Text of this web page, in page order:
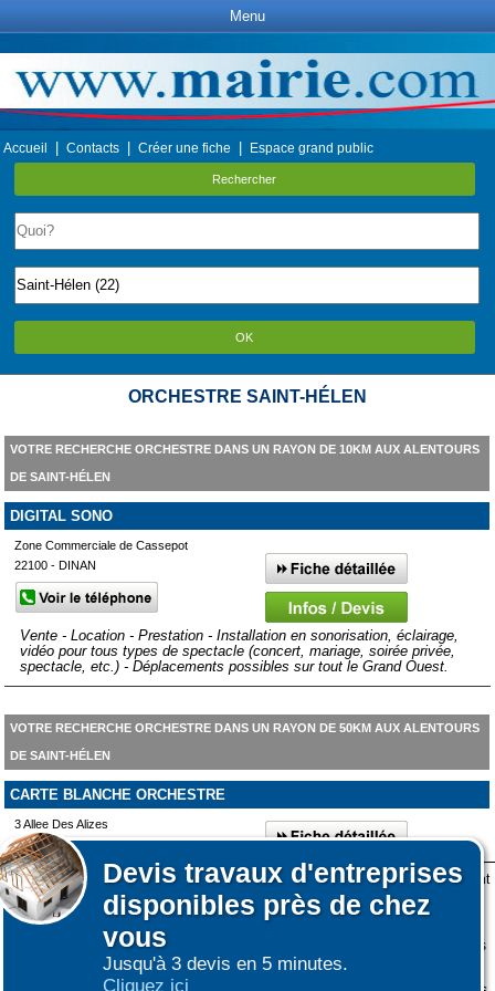
Menu
Accueil Contacts Créer une fiche Espace grand public
Rechercher
OK
ORCHESTRE SAINT-HÉLEN
Devis travaux d'entreprises
disponibles près de chez
vous
Jusqu'à 3 devis en 5 minutes.
Cliquez ici
VOTRE RECHERCHE ORCHESTRE DANS UN RAYON DE 10KM AUX ALENTOURS
DE SAINT-HÉLEN
DIGITAL SONO
Zone Commerciale de Cassepot
22100 - DINAN
Vente - Location - Prestation - Installation en sonorisation, éclairage,
vidéo pour tous types de spectacle (concert, mariage, soirée privée,
spectacle, etc.) - Déplacements possibles sur tout le Grand Ouest.
VOTRE RECHERCHE ORCHESTRE DANS UN RAYON DE 50KM AUX ALENTOURS
DE SAINT-HÉLEN
CARTE BLANCHE ORCHESTRE
3 Allee Des Alizes
35760 - MONTGERMONT
Lors de votre visite sur notre site des fichiers informatiques nommés cookies sont
déposés sur votre terminal. Ces cookies sont utilisés pour la navigation, le
fonctionnement du site et les mesures d'audience pour l'éditeur.
Nous ne collectons pas vos données personnelles au travers des cookies à des
fins publicitaires ni pour nous ni pour des tiers.